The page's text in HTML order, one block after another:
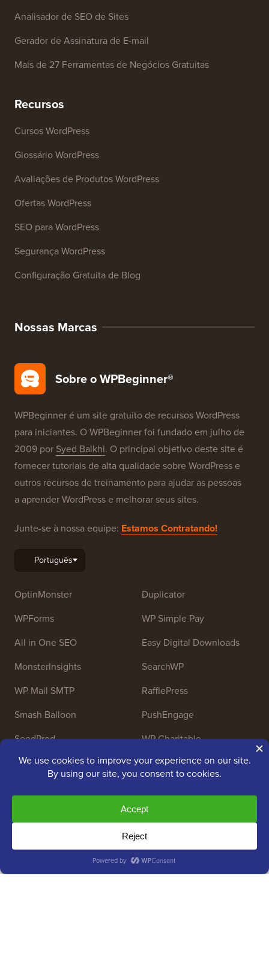
Analisador de SEO de Sites
Gerador de Assinatura de E-mail
Mais de 27 Ferramentas de Negócios Gratuitas
Recursos
Cursos WordPress
Glossário WordPress
Avaliações de Produtos WordPress
Ofertas WordPress
SEO para WordPress
Segurança WordPress
Configuração Gratuita de Blog
Nossas Marcas
Sobre o WPBeginner®
WPBeginner é um site gratuito de recursos WordPress
para iniciantes. O WPBeginner foi fundado em julho de
2009 por Syed Balkhi. O principal objetivo deste site é
fornecer tutoriais de alta qualidade sobre WordPress e
outros recursos de treinamento para ajudar as pessoas
a aprender WordPress e melhorar seus sites.
Junte-se à nossa equipe: Estamos Contratando!
OptinMonster
WPForms
All in One SEO
MonsterInsights
WP Mail SMTP
Smash Balloon
SeedProd
Nameboy
Duplicator
WP Simple Pay
Easy Digital Downloads
SearchWP
RafflePress
PushEngage
WP Charitable
AffiliateWP
Copyright © 2009 - 2026 WPBeginner LLC. Todos os
Direitos Reservados. WPBeginner® é uma marca